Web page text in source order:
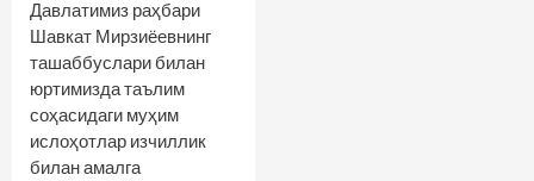
Давлатимиз раҳбари
Шавкат Мирзиёевнинг
ташаббуслари билан
юртимизда таълим
соҳасидаги муҳим
ислоҳотлар изчиллик
билан амалга